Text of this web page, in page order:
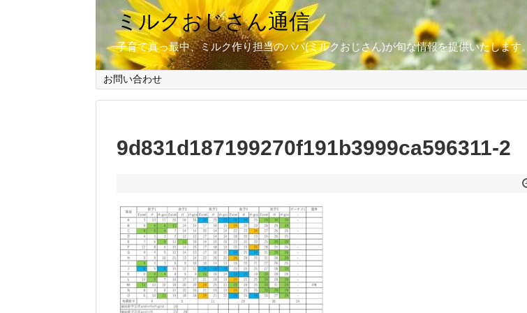
ミルクおじさん通信
子育て真っ最中、ミルク作り担当のパパ(ミルクおじさん)が旬な情報を提供いたします。
お問い合わせ
9d831d187199270f191b3999ca596311-2